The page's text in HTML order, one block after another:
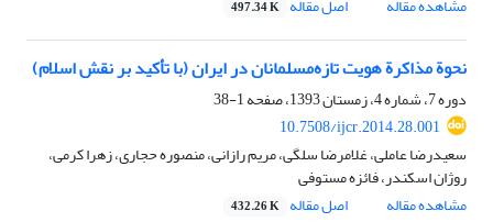
مشاهده مقاله
اصل مقاله 497.34 K
نحوة مذاکرة هویت تازه‌مسلمانان در ایران (با تأکید بر نقش اسلام)
دوره 7، شماره 4، زمستان 1393، صفحه
1-38
10.7508/ijcr.2014.28.001
سعیدرضا عاملی، غلامرضا سلگی، مریم رازانی، منصوره حجاری، زهرا کرمی،
روژان اسکندر، فائزه مستوفی
مشاهده مقاله
اصل مقاله 432.26 K